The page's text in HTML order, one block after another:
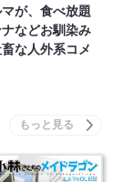
が、食べ放題
などお馴染み
な人外系コメ